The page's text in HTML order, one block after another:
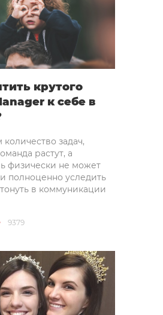
крутого
к себе в
задач,
растут, а
физически не может
полноценно уследить
в коммуникации
9379